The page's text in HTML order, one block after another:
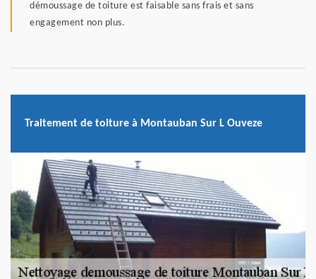
démoussage de toiture est faisable sans frais et sans
engagement non plus.
Traitement de toiture à Montauban Sur L Ouveze